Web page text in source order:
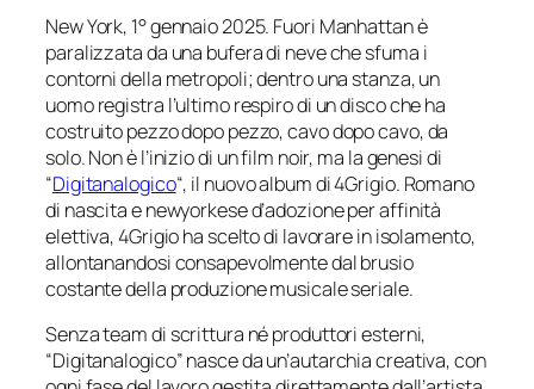
New York, 1° gennaio 2025. Fuori Manhattan è
paralizzata da una bufera di neve che sfuma i
contorni della metropoli; dentro una stanza, un
uomo registra l’ultimo respiro di un disco che ha
costruito pezzo dopo pezzo, cavo dopo cavo, da
solo. Non è l’inizio di un film noir, ma la genesi di
“Digitanalogico“, il nuovo album di 4Grigio. Romano
di nascita e newyorkese d’adozione per affinità
elettiva, 4Grigio ha scelto di lavorare in isolamento,
allontanandosi consapevolmente dal brusio
costante della produzione musicale seriale.
Senza team di scrittura né produttori esterni,
“Digitanalogico” nasce da un’autarchia creativa, con